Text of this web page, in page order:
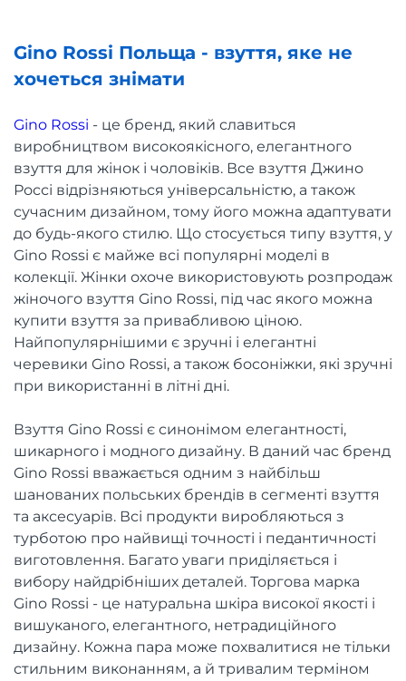
Gino Rossi Польща - взуття, яке не
хочеться знімати
Gino Rossi - це бренд, який славиться
виробництвом високоякісного, елегантного
взуття для жінок і чоловіків. Все взуття Джино
Россі відрізняються універсальністю, а також
сучасним дизайном, тому його можна адаптувати
до будь-якого стилю. Що стосується типу взуття, у
Gino Rossi є майже всі популярні моделі в
колекції. Жінки охоче використовують розпродаж
жіночого взуття Gino Rossi, під час якого можна
купити взуття за привабливою ціною.
Найпопулярнішими є зручні і елегантні
черевики Gino Rossi, а також босоніжки, які зручні
при використанні в літні дні.
Взуття Gino Rossi є синонімом елегантності,
шикарного і модного дизайну. В даний час бренд
Gino Rossi вважається одним з найбільш
шанованих польських брендів в сегменті взуття
та аксесуарів. Всі продукти виробляються з
турботою про найвищі точності і педантичності
виготовлення. Багато уваги приділяється і
вибору найдрібніших деталей. Торгова марка
Gino Rossi - це натуральна шкіра високої якості і
вишуканого, елегантного, нетрадиційного
дизайну. Кожна пара може похвалитися не тільки
стильним виконанням, а й тривалим терміном